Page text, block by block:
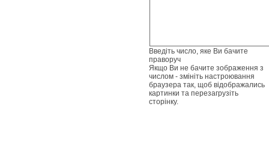
Введіть число, яке Ви бачите
праворуч
Якщо Ви не бачите зображення з
числом - змініть настроювання
браузера так, щоб відображались
картинки та перезагрузіть
сторінку.